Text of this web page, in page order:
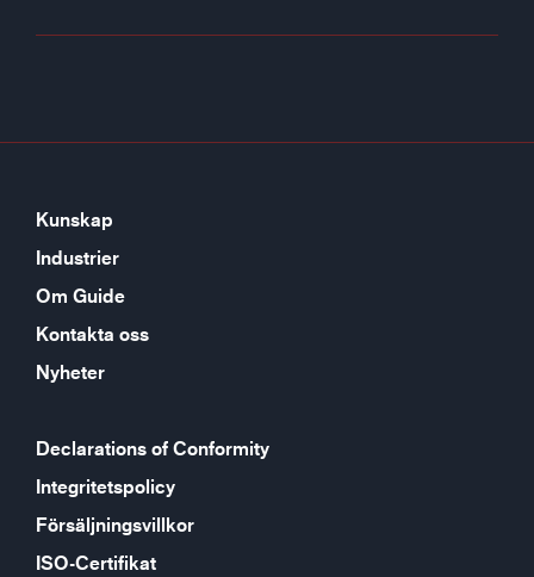
Kunskap
Industrier
Om Guide
Kontakta oss
Nyheter
Declarations of Conformity
Integritetspolicy
Försäljningsvillkor
ISO-Certifikat